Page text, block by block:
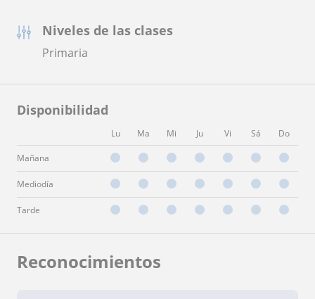
Niveles de las clases
Primaria
Disponibilidad
Lu Ma Mi Ju Vi Sá Do
Mañana
Mediodía
Tarde
Reconocimientos